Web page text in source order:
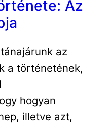
Az
az
a történetének,
hogyan
illetve azt,